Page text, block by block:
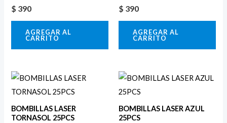
$ 390
AGREGAR AL
CARRITO
$ 390
AGREGAR AL
CARRITO
BOMBILLAS LASER
TORNASOL 25PCS
BOMBILLAS LASER AZUL
25PCS